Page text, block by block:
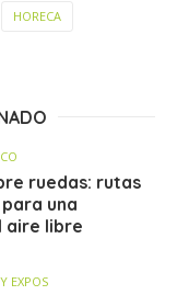
HORECA
ruedas: rutas
una
aire libre
EXPOS